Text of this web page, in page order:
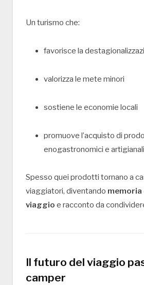
Un turismo che:
favorisce la
valorizza le mete minori
sostiene le economie locali
promuove l’acquisto di
enogastronomici e artigianali
Spesso quei prodotti tornano a
viaggiatori, diventando memoria
viaggio e racconto da
Il futuro del viaggio
camper